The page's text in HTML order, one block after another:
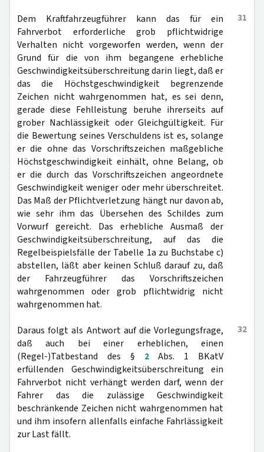
31
Dem Kraftfahrzeugführer kann das für ein
Fahrverbot erforderliche grob pflichtwidrige
Verhalten nicht vorgeworfen werden, wenn der
Grund für die von ihm begangene erhebliche
Geschwindigkeitsüberschreitung darin liegt, daß er
das die Höchstgeschwindigkeit begrenzende
Zeichen nicht wahrgenommen hat, es sei denn,
gerade diese Fehlleistung beruhe ihrerseits auf
grober Nachlässigkeit oder Gleichgültigkeit. Für
die Bewertung seines Verschuldens ist es, solange
er die ohne das Vorschriftszeichen maßgebliche
Höchstgeschwindigkeit einhält, ohne Belang, ob
er die durch das Vorschriftszeichen angeordnete
Geschwindigkeit weniger oder mehr überschreitet.
Das Maß der Pflichtverletzung hängt nur davon ab,
wie sehr ihm das Übersehen des Schildes zum
Vorwurf gereicht. Das erhebliche Ausmaß der
Geschwindigkeitsüberschreitung, auf das die
Regelbeispielsfälle der Tabelle 1a zu Buchstabe c)
abstellen, läßt aber keinen Schluß darauf zu, daß
der Fahrzeugführer das Vorschriftszeichen
wahrgenommen oder grob pflichtwidrig nicht
wahrgenommen hat.
32
Daraus folgt als Antwort auf die Vorlegungsfrage,
daß auch bei einer erheblichen, einen
(Regel-)Tatbestand des § 2Abs. 1 BKatV
erfüllenden Geschwindigkeitsüberschreitung ein
Fahrverbot nicht verhängt werden darf, wenn der
Fahrer das die zulässige Geschwindigkeit
beschränkende Zeichen nicht wahrgenommen hat
und ihm insofern allenfalls einfache Fahrlässigkeit
zur Last fällt.